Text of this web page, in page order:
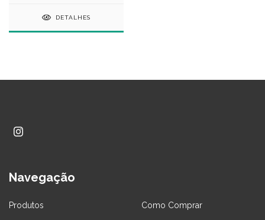
DETALHES
Navegação
Produtos Como Comprar